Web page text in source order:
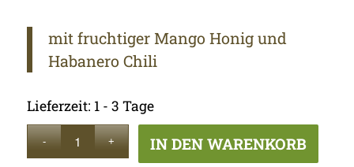
auf
Kundenbewertung
mit fruchtiger Mango Honig und
Habanero Chili
Lieferzeit: 1 - 3 Tage
IN DEN WARENKORB